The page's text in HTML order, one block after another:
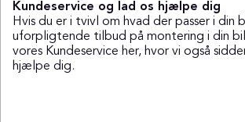
Kundeservice og lad os hjælpe dig
Hvis du er i tvivl om hvad der passer i din
uforpligtende tilbud på montering i din
vores Kundeservice her, hvor vi også
hjælpe dig.